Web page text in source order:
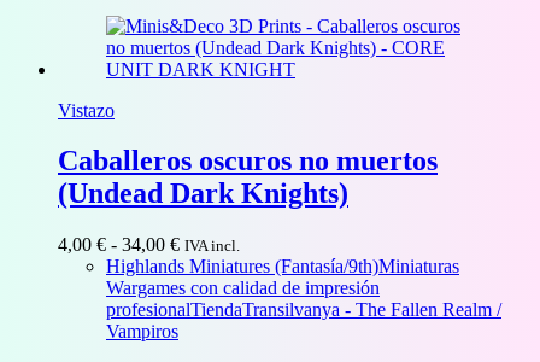
43,00 €
Vistazo
Caballeros oscuros no muertos
(Undead Dark Knights)
4,00 € - 34,00 €Rango
de
precios:
desde
IVA incl.
Highlands Miniatures (Fantasía/9th)Miniaturas
Wargames con calidad de impresión
profesionalTiendaTransilvanya - The Fallen Realm /
Vampiros